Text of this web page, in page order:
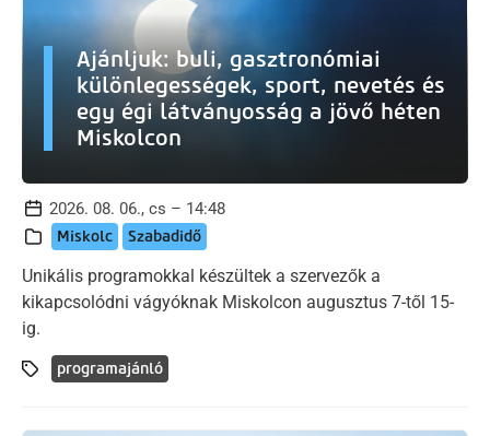
Ajánljuk: buli, gasztronómiai
különlegességek, sport, nevetés és
egy égi látványosság a jövő héten
Miskolcon
2026. 08. 06., cs – 14:48
Miskolc Szabadidő
Unikális programokkal készültek a szervezők a
kikapcsolódni vágyóknak Miskolcon augusztus 7-től 15-
ig.
programajánló